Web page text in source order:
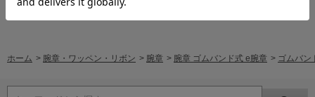
ホーム > 腕章・ワッペン・リボン > 腕章 > 腕章 ゴムバンド式 e腕章 > ゴムバン